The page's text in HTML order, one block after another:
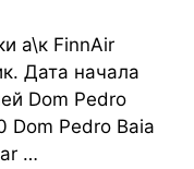
а\к FinnAir
Дата начала
Dom Pedro
Dom Pedro Baia
…